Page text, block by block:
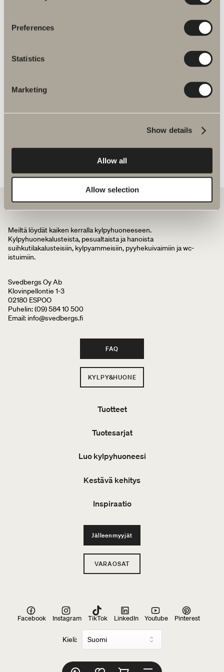
Preferences
Statistics
Marketing
Show details
Allow all
Allow selection
Tuotetiedot
Meiltä löydät kaiken kerralla kylpyhuoneeseen.
Kylpyhuonekalusteista, pesualtaista ja hanoista
suihkutilakalusteisiin, kylpyammeisiin, pyyhekuivaimiin ja wc-
istuimiin.
Svedbergs Oy Ab
Klovinpellontie 1-3
02180 ESPOO
Puhelin: (09) 584 10 500
Email: info@svedbergs.fi
FAQ
KYLPY&HUONE
Tuotteet
Tuotesarjat
Luo kylpyhuoneesi
Kestävä kehitys
Inspiraatio
Jälleenmyyjät
VARAOSAT
Kieli:
Facebook Instagram TikTok LinkedIn Youtube Pinterest